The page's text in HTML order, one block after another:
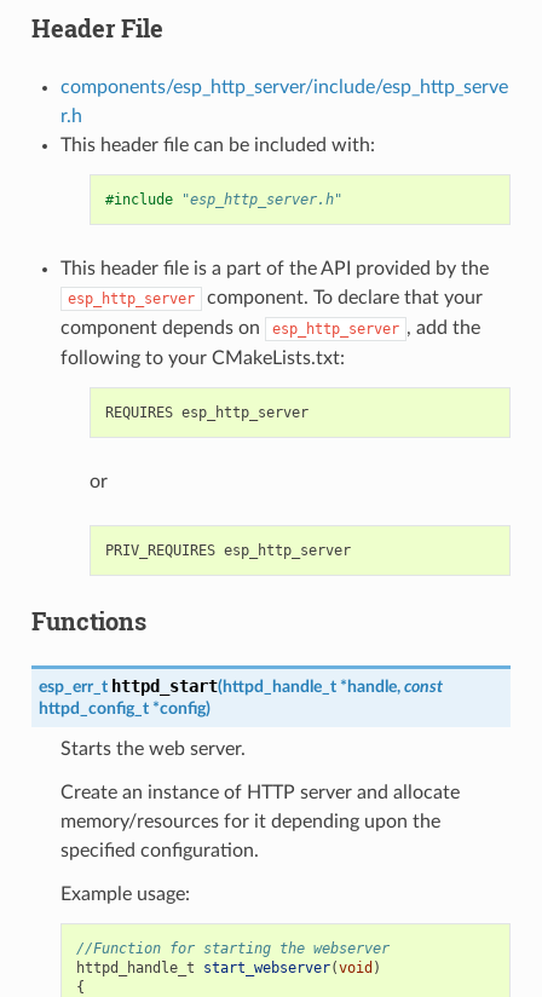
Header File
components/esp_http_server/include/esp_http_serve
r.h
This header file can be included with:
#include "esp_http_server.h"
This header file is a part of the API provided by the
esp_http_server
component. To declare that your
component depends on
esp_http_server , add the
following to your CMakeLists.txt:
REQUIRES esp_http_server
or
PRIV_REQUIRES esp_http_server
Functions
esp_err_t httpd_start(httpd_handle_t * handle, const
httpd_config_t *config)
Starts the web server.
Create an instance of HTTP server and allocate
memory/resources for it depending upon the
specified configuration.
Example usage:
//Function for starting the webserver
httpd_handle_t
start_webserver(void )
{